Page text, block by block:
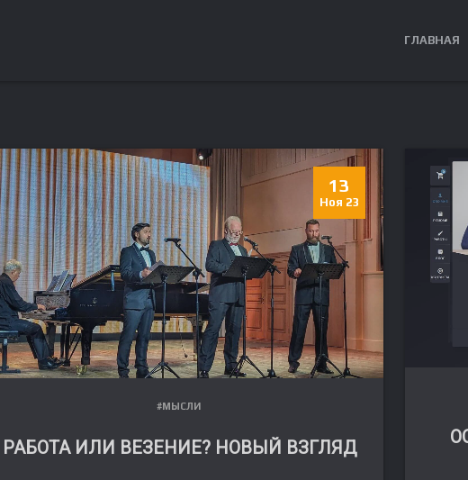
ГЛАВНАЯ
13
Ноя 23
#МЫСЛИ
РАБОТА ИЛИ ВЕЗЕНИЕ? НОВЫЙ ВЗГЛЯД